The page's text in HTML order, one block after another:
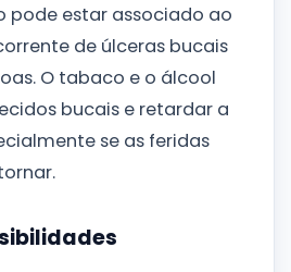
pode estar associado ao
de úlceras bucais
O tabaco e o álcool
bucais e retardar a
se as feridas